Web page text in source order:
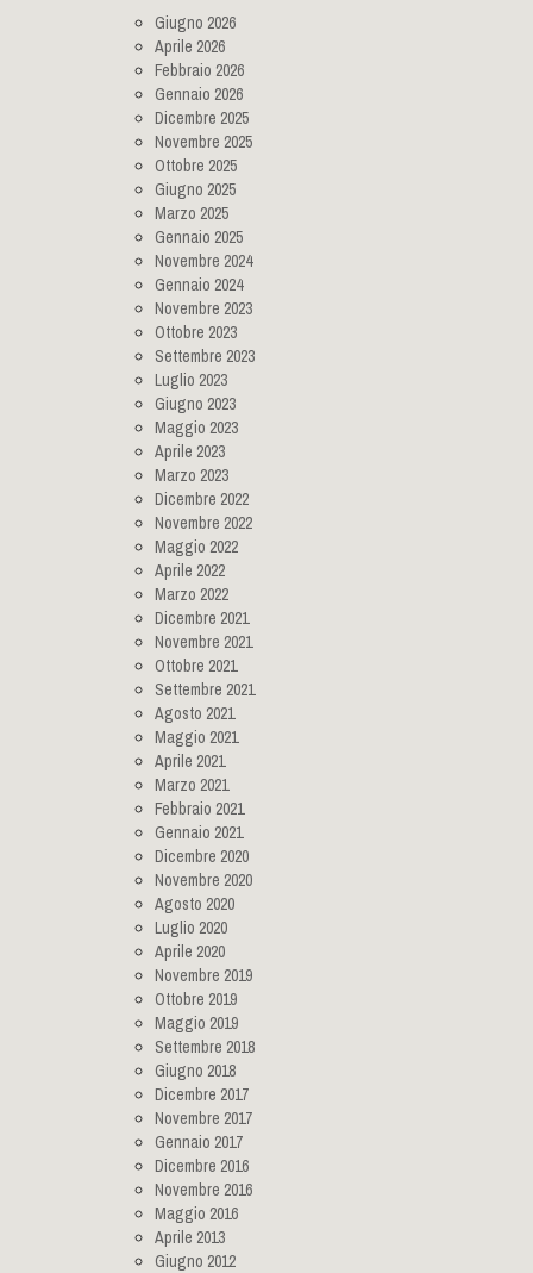
Giugno 2026
Aprile 2026
Febbraio 2026
Gennaio 2026
Dicembre 2025
Novembre 2025
Ottobre 2025
Giugno 2025
Marzo 2025
Gennaio 2025
Novembre 2024
Gennaio 2024
Novembre 2023
Ottobre 2023
Settembre 2023
Luglio 2023
Giugno 2023
Maggio 2023
Aprile 2023
Marzo 2023
Dicembre 2022
Novembre 2022
Maggio 2022
Aprile 2022
Marzo 2022
Dicembre 2021
Novembre 2021
Ottobre 2021
Settembre 2021
Agosto 2021
Maggio 2021
Aprile 2021
Marzo 2021
Febbraio 2021
Gennaio 2021
Dicembre 2020
Novembre 2020
Agosto 2020
Luglio 2020
Aprile 2020
Novembre 2019
Ottobre 2019
Maggio 2019
Settembre 2018
Giugno 2018
Dicembre 2017
Novembre 2017
Gennaio 2017
Dicembre 2016
Novembre 2016
Maggio 2016
Aprile 2013
Giugno 2012